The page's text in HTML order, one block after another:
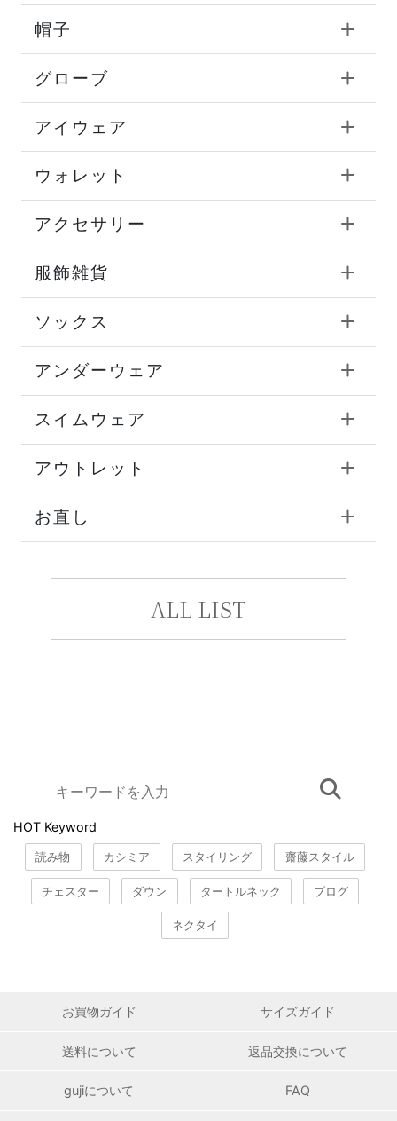
帽子
グローブ
アイウェア
ウォレット
アクセサリー
服飾雑貨
ソックス
アンダーウェア
スイムウェア
アウトレット
お直し
ALL LIST
HOT Keyword
読み物 カシミア スタイリング 齋藤スタイル
チェスター ダウン タートルネック ブログ
ネクタイ
お買物ガイド サイズガイド
送料について 返品交換について
gujiについて FAQ